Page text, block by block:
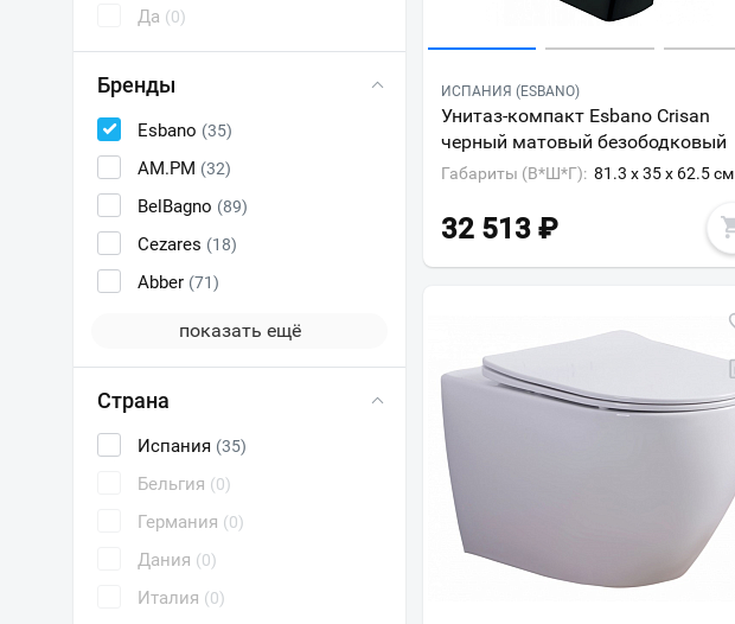
Да (0)
Бренды
Esbano (35)
AM.PM (32)
BelBagno (89)
Cezares (18)
Abber (71)
показать ещё
Страна
Испания (35)
Бельгия (0)
Германия (0)
Дания (0)
Италия (0)
ИСПАНИЯ (ESBANO)
Унитаз-компакт Esbano Crisan
черный матовый безободковый
Габариты (В*Ш*Г): 81.3 x 35 x 62.5 см
32 513 ₽